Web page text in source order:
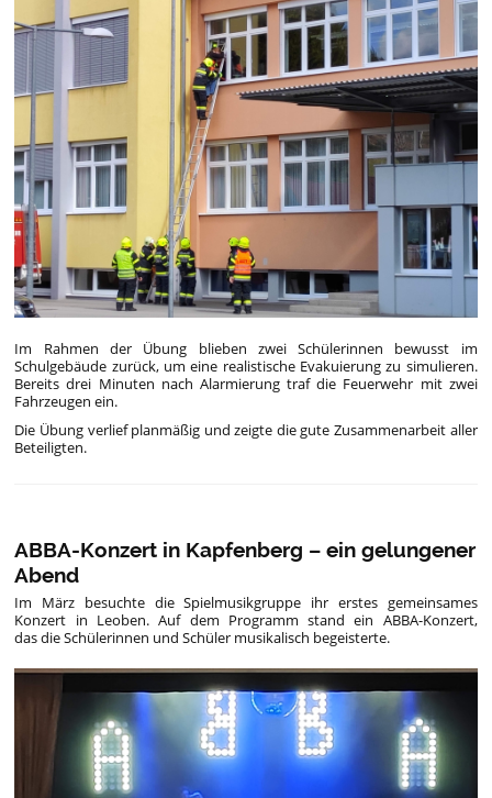
Im Rahmen der Übung blieben zwei Schülerinnen bewusst im
Schulgebäude zurück, um eine realistische Evakuierung zu simulieren.
Bereits drei Minuten nach Alarmierung traf die Feuerwehr mit zwei
Fahrzeugen ein.
Die Übung verlief planmäßig und zeigte die gute Zusammenarbeit aller
Beteiligten.
ABBA-Konzert in Kapfenberg – ein gelungener
Abend
Im März besuchte die Spielmusikgruppe ihr erstes gemeinsames
Konzert in Leoben. Auf dem Programm stand ein ABBA-Konzert,
das die Schülerinnen und Schüler musikalisch begeisterte.